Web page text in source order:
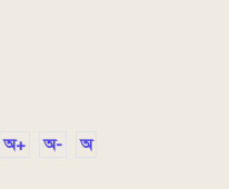
অ+ অ- অ